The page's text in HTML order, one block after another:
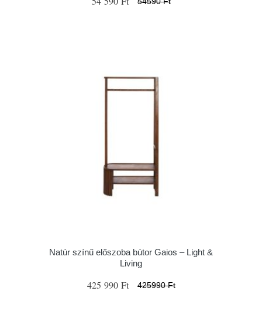
Natúr színű előszoba bútor Gaios – Light &
Living
425 990 Ft 425990 Ft